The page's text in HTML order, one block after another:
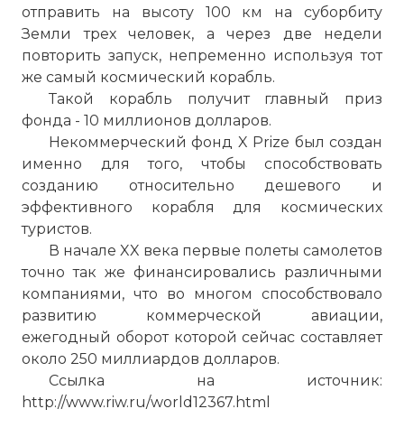
отправить на высоту 100 км на суборбиту
Земли трех человек, а через две недели
повторить запуск, непременно используя тот
же самый космический корабль.
Такой корабль получит главный приз
фонда - 10 миллионов долларов.
Некоммерческий фонд X Prize был создан
именно для того, чтобы способствовать
созданию относительно дешевого и
эффективного корабля для космических
туристов.
В начале XX века первые полеты самолетов
точно так же финансировались различными
компаниями, что во многом способствовало
развитию коммерческой авиации,
ежегодный оборот которой сейчас составляет
около 250 миллиардов долларов.
Ссылка на источник:
http://www.riw.ru/world12367.html
☓